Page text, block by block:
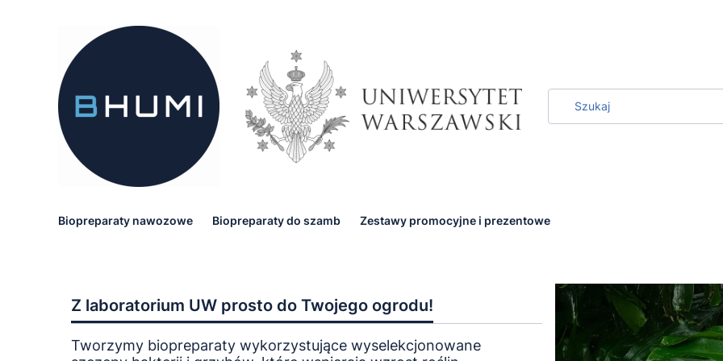
Biopreparaty nawozowe Biopreparaty do szamb Zestawy promocyjne i prezentowe
Z laboratorium UW prosto do Twojego ogrodu!
Tworzymy biopreparaty wykorzystujące wyselekcjonowane